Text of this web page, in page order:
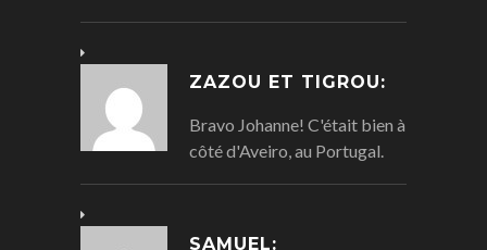
ZAZOU ET TIGROU:
Bravo Johanne! C'était bien à
côté d'Aveiro, au Portugal.
SAMUEL: